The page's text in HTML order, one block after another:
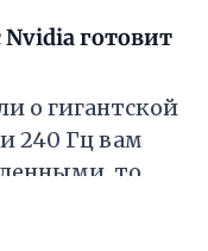
Nvidia готовит
о гигантской
240 Гц вам
то
CES